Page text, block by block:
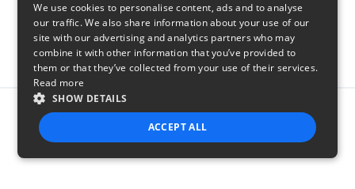
$51 $40
Report this product
We use cookies to personalise content, ads and to analyse
our traffic. We also share information about your use of our
site with our advertising and analytics partners who may
combine it with other information that you’ve provided to
them or that they’ve collected from your use of their services.
Read more
SHOW DETAILS
ACCEPT ALL
STRICTLY NECESSARY PERFORMANCE